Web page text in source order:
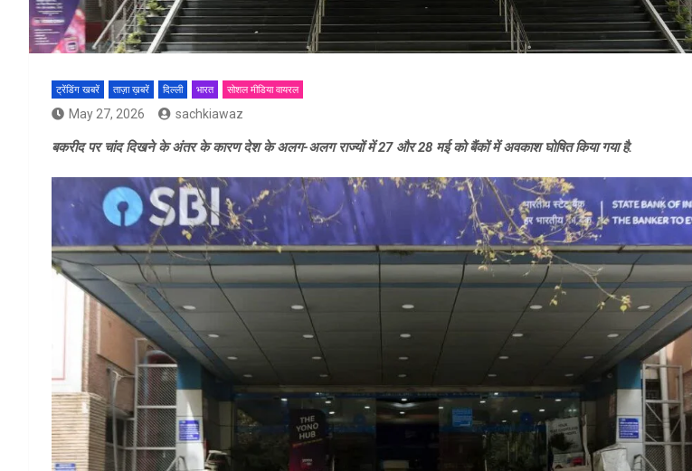
ट्रेंडिंग खबरें ताज़ा ख़बरें दिल्ली भारत सोशल मीडिया वायरल
May 27, 2026 sachkiawaz
बकरीद पर चांद दिखने के अंतर के कारण देश के अलग-अलग राज्यों में 27 और 28 मई को बैंकों में अवकाश घोषित किया गया है.